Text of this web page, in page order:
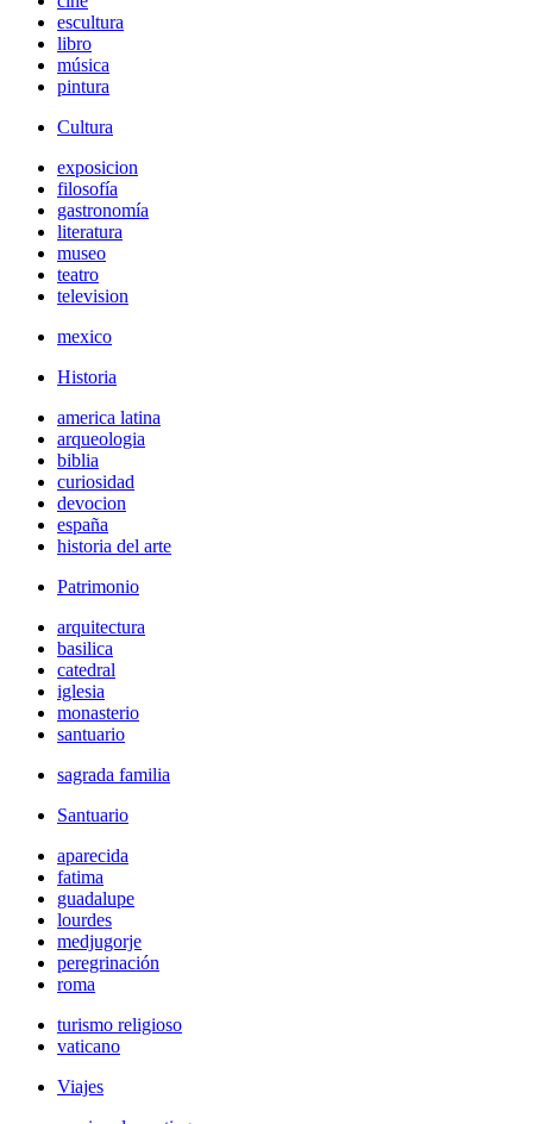
escultura
libro
música
pintura
Cultura
exposicion
filosofía
gastronomía
literatura
museo
teatro
television
mexico
Historia
america latina
arqueologia
biblia
curiosidad
devocion
españa
historia del arte
Patrimonio
arquitectura
basilica
catedral
iglesia
monasterio
santuario
sagrada familia
Santuario
aparecida
fatima
guadalupe
lourdes
medjugorje
peregrinación
roma
turismo religioso
vaticano
Viajes